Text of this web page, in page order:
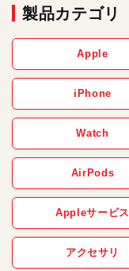
製品カテゴリ
Apple
iPhone
Watch
AirPods
Appleサービス
アクセサリ